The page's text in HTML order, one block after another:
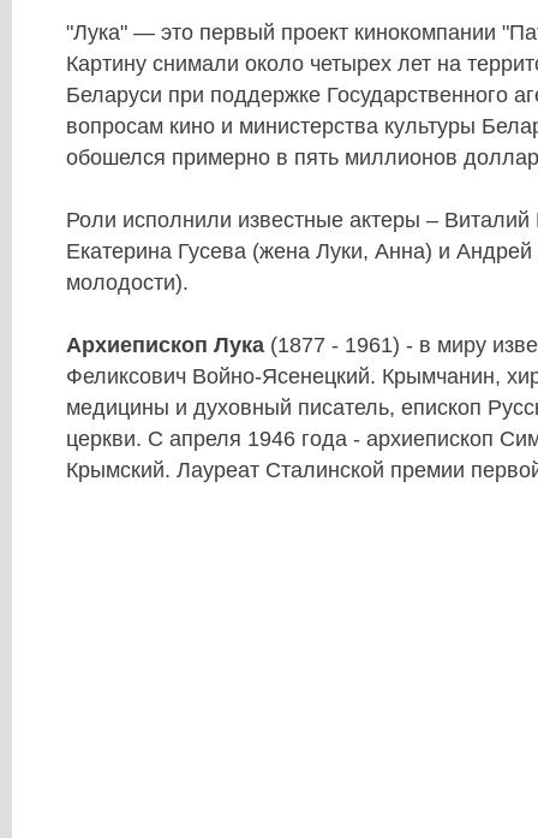
"Лука" — это первый проект кинокомпании
Картину снимали около четырех лет на
Беларуси при поддержке Государственного
вопросам кино и министерства культуры
обошелся примерно в пять миллионов
Роли исполнили известные актеры – Виталий
Екатерина Гусева (жена Луки, Анна) и
молодости).
Архиепископ Лука (1877 - 1961) - в миру
Феликсович Войно-Ясенецкий. Крымчанин,
медицины и духовный писатель, епископ
церкви. С апреля 1946 года - архиепископ
Крымский. Лауреат Сталинской премии